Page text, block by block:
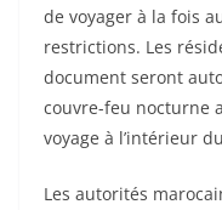
de voyager à la fois
restrictions. Les
document seront
couvre-feu nocturne
voyage à l’intérieur
Les autorités